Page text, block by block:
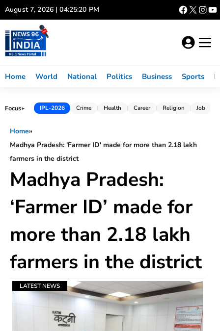
Skip
to
content
August 7, 2026 | 04:25:20 PM
Home World National Politics Business Sports
Focus► IPL-2026 Crime Health Career Religion Job
Home»
Madhya Pradesh: 'Farmer ID' made for more than 2.18 lakh
farmers in the district
Madhya Pradesh:
‘Farmer ID’ made for
more than 2.18 lakh
farmers in the district
LATEST NEWS